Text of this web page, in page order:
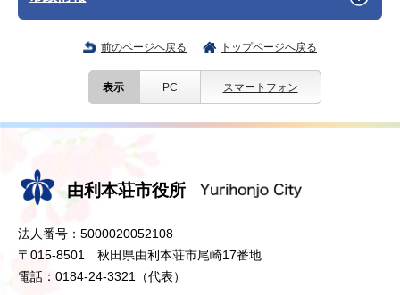
前のページへ戻る トップページへ戻る
表示 PC スマートフォン
由利本荘市役所
法人番号：5000020052108
〒015-8501 秋田県由利本荘市尾崎17番地
電話：0184-24-3321（代表）